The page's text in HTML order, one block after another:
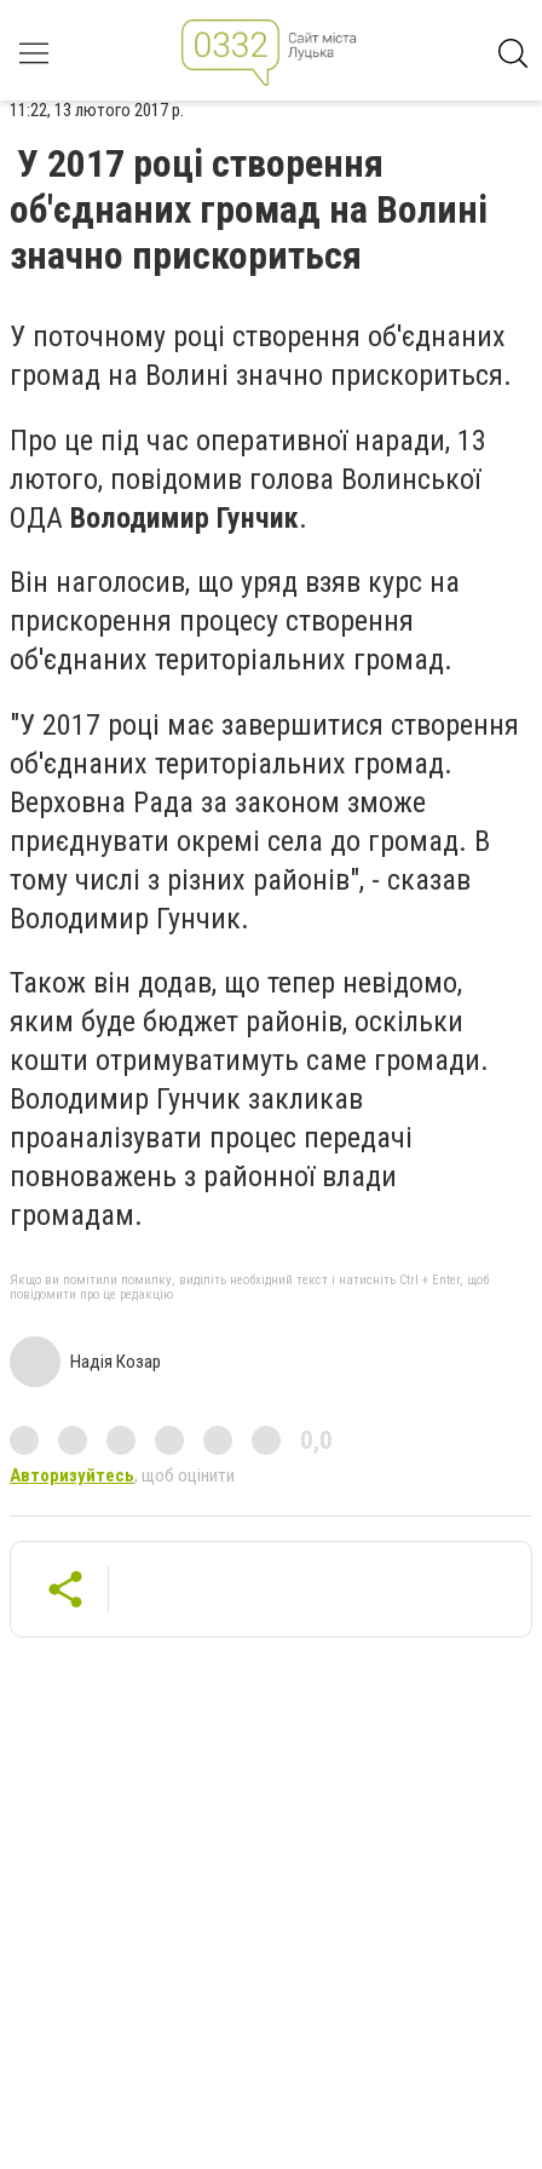
11:22, 13 лютого 2017 р.
У 2017 році створення
об'єднаних громад на Волині
значно прискориться
У поточному році створення об'єднаних
громад на Волині значно прискориться.
Про це під час оперативної наради, 13
лютого, повідомив голова Волинської
ОДА Володимир Гунчик.
Він наголосив, що уряд взяв курс на
прискорення процесу створення
об'єднаних територіальних громад.
"У 2017 році має завершитися створення
об'єднаних територіальних громад.
Верховна Рада за законом зможе
приєднувати окремі села до громад. В
тому числі з різних районів", - сказав
Володимир Гунчик.
Також він додав, що тепер невідомо,
яким буде бюджет районів, оскільки
кошти отримуватимуть саме громади.
Володимир Гунчик закликав
проаналізувати процес передачі
повноважень з районної влади
громадам.
Якщо ви помітили помилку, виділіть необхідний текст і натисніть Ctrl + Enter, щоб
повідомити про це редакцію
Надія Козар
0,0
Авторизуйтесь, щоб оцінити